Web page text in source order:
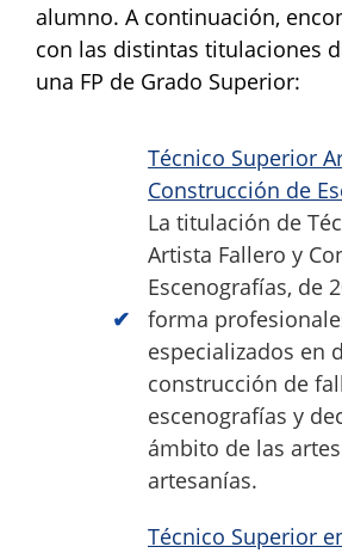
alumno. A continuación,
con las distintas titulaciones
una FP de Grado Superior:
Técnico Superior
Construcción de
La titulación de
Artista Fallero y
Escenografías, de
forma
especializados en
construcción de
escenografías y
ámbito de las
artesanías.
Técnico Superior